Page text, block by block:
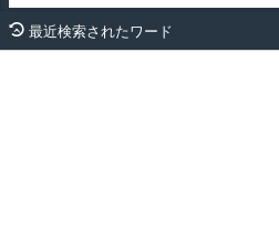
最近検索されたワード